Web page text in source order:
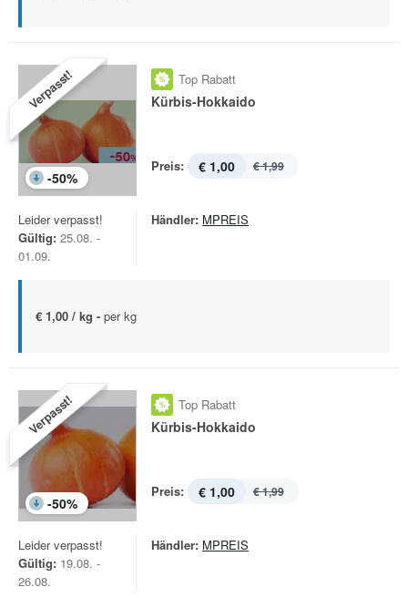
Verpasst!
-50%
Top Rabatt
Kürbis-Hokkaido
Preis: € 1,00 € 1,99
Leider verpasst!
Gültig: 25.08. -
01.09.
Händler: MPREIS
€ 1,00 / kg - per kg
Verpasst!
-50%
Top Rabatt
Kürbis-Hokkaido
Preis: € 1,00 € 1,99
Leider verpasst!
Gültig: 19.08. -
26.08.
Händler: MPREIS